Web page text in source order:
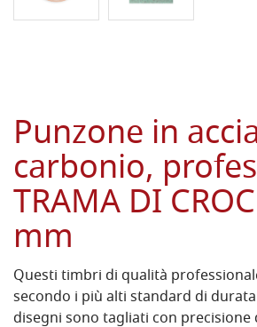
Punzone in
carbonio,
TRAMA DI
mm
Questi timbri di qualità
secondo i più alti standard di
disegni sono tagliati con precisione